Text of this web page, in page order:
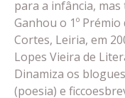
para a infância,
Ganhou o 1º
Cortes, Leiria, em
Lopes Vieira de
Dinamiza os
(poesia) e